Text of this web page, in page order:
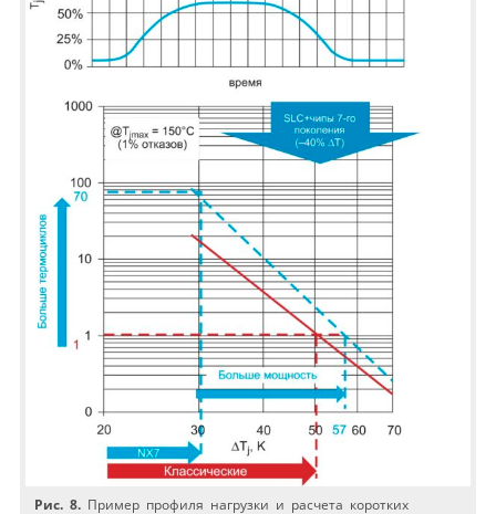
Рис. 8. Пример профиля нагрузки и расчета коротких